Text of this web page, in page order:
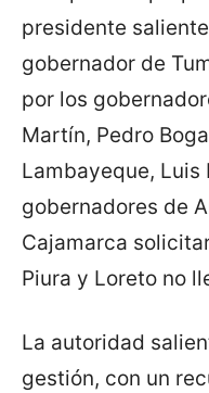
presidente
gobernador de
por los
Martín, Pedro
Lambayeque, Luis
gobernadores de
Cajamarca
Piura y Loreto no
La autoridad
gestión, con un